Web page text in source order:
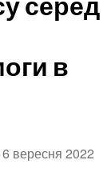
в
6 вересня 2022